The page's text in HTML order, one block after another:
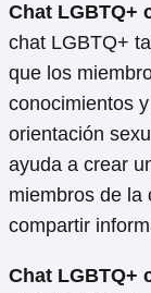
Chat LGBTQ+
chat LGBTQ+
que los
conocimientos
orientación
ayuda a crear
miembros de la
compartir
Chat LGBTQ+